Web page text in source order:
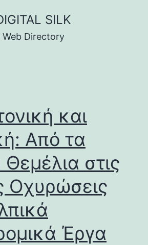
SILK
Web Directory
και
Από τα
στις
Οχυρώσεις
Έργα